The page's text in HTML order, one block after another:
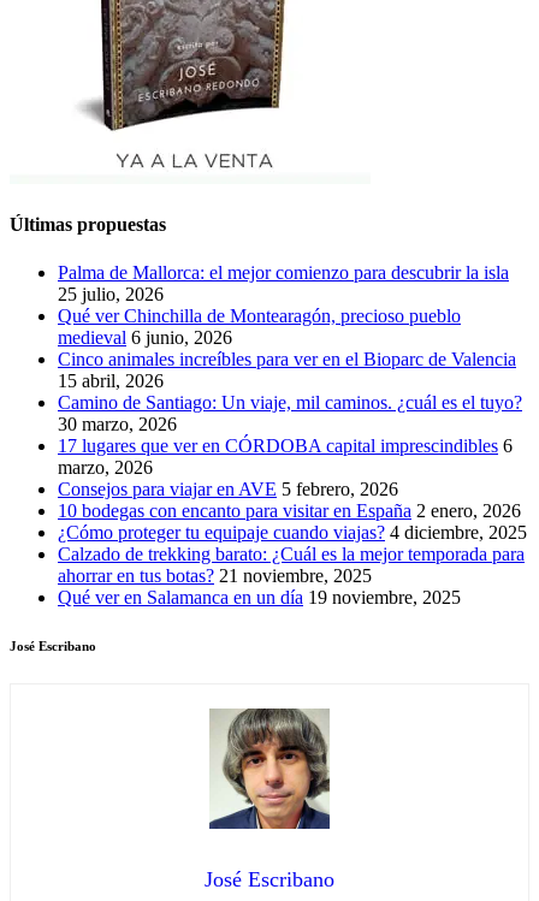
Últimas propuestas
Palma de Mallorca: el mejor comienzo para descubrir la isla
25 julio, 2026
Qué ver Chinchilla de Montearagón, precioso pueblo
medieval 6 junio, 2026
Cinco animales increíbles para ver en el Bioparc de Valencia
15 abril, 2026
Camino de Santiago: Un viaje, mil caminos. ¿cuál es el tuyo?
30 marzo, 2026
17 lugares que ver en CÓRDOBA capital imprescindibles 6
marzo, 2026
Consejos para viajar en AVE 5 febrero, 2026
10 bodegas con encanto para visitar en España 2 enero, 2026
¿Cómo proteger tu equipaje cuando viajas? 4 diciembre, 2025
Calzado de trekking barato: ¿Cuál es la mejor temporada para
ahorrar en tus botas? 21 noviembre, 2025
Qué ver en Salamanca en un día 19 noviembre, 2025
José Escribano
José Escribano